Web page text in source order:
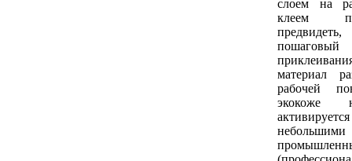
слоем на
клеем
материал
рабочей
экокоже